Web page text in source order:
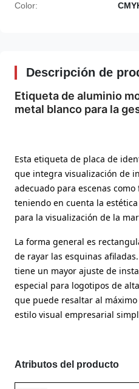
Color:
Descripción de
Etiqueta de aluminio
metal blanco para la
Esta etiqueta de placa de
que integra visualización de
adecuado para escenas
teniendo en cuenta la
para la visualización de la
La forma general es
de rayar las esquinas
tiene un mayor ajuste de
especial para logotipos de
que puede resaltar al
estilo visual empresarial
Atributos del producto